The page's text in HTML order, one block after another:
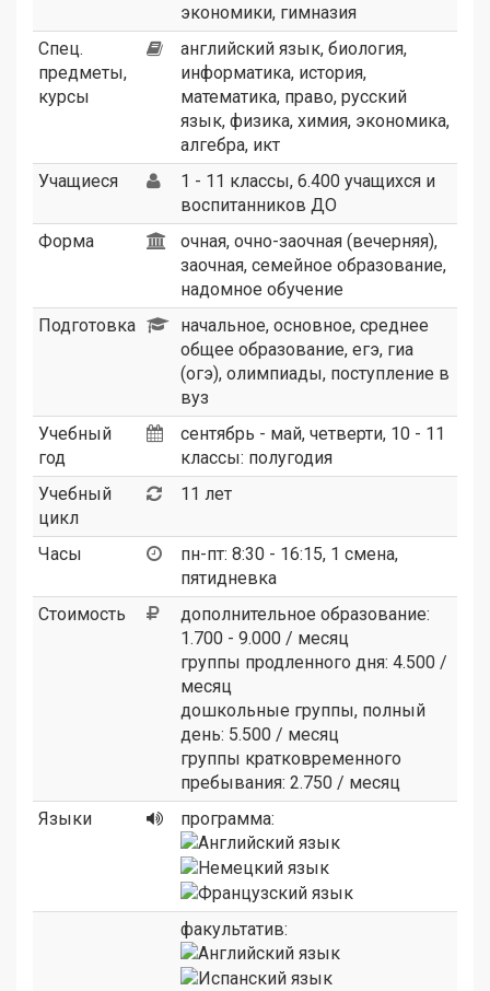
экономики, гимназия
Спец.
предметы,
курсы
английский язык, биология,
информатика, история,
математика, право, русский
язык, физика, химия, экономика,
алгебра, икт
Учащиеся
1 - 11 классы, 6.400 учащихся и
воспитанников ДО
Форма
очная, очно-заочная (вечерняя),
заочная, семейное образование,
надомное обучение
Подготовка
начальное, основное, среднее
общее образование, егэ, гиа
(огэ), олимпиады, поступление в
вуз
Учебный
год
сентябрь - май, четверти, 10 - 11
классы: полугодия
Учебный
цикл
11 лет
Часы
пн-пт: 8:30 - 16:15, 1 смена,
пятидневка
Стоимость
дополнительное образование:
1.700 - 9.000 / месяц
группы продленного дня: 4.500 /
месяц
дошкольные группы, полный
день: 5.500 / месяц
группы кратковременного
пребывания: 2.750 / месяц
Языки
программа:
факультатив: